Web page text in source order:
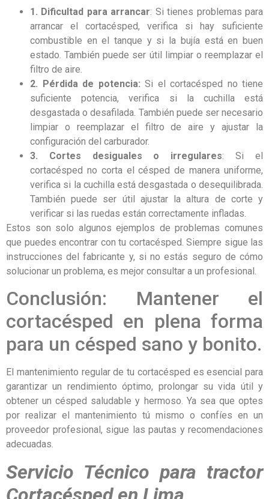
1. Dificultad para arrancar: Si tienes problemas para
arrancar el cortacésped, verifica si hay suficiente
combustible en el tanque y si la bujía está en buen
estado. También puede ser útil limpiar o reemplazar el
filtro de aire.
2. Pérdida de potencia: Si el cortacésped no tiene
suficiente potencia, verifica si la cuchilla está
desgastada o desafilada. También puede ser necesario
limpiar o reemplazar el filtro de aire y ajustar la
configuración del carburador.
3. Cortes desiguales o irregulares: Si el
cortacésped no corta el césped de manera uniforme,
verifica si la cuchilla está desgastada o desequilibrada.
También puede ser útil ajustar la altura de corte y
verificar si las ruedas están correctamente infladas.
Estos son solo algunos ejemplos de problemas comunes
que puedes encontrar con tu cortacésped. Siempre sigue las
instrucciones del fabricante y, si no estás seguro de cómo
solucionar un problema, es mejor consultar a un profesional.
Conclusión: Mantener el
cortacésped en plena forma
para un césped sano y bonito.
El mantenimiento regular de tu cortacésped es esencial para
garantizar un rendimiento óptimo, prolongar su vida útil y
obtener un césped saludable y hermoso. Ya sea que optes
por realizar el mantenimiento tú mismo o confíes en un
proveedor profesional, sigue las pautas y recomendaciones
adecuadas.
Servicio Técnico para tractor